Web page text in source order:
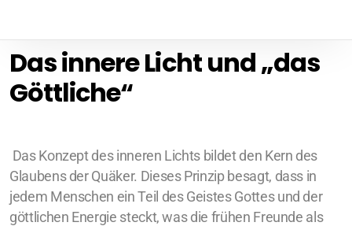
Das innere Licht und „das
Göttliche“
Das Konzept des inneren Lichts bildet den Kern des
Glaubens der Quäker. Dieses Prinzip besagt, dass in
jedem Menschen ein Teil des Geistes Gottes und der
göttlichen Energie steckt, was die frühen Freunde als
Geneva
Lausanne-Riviera-Valais
Zürich
Basel/Dreiland